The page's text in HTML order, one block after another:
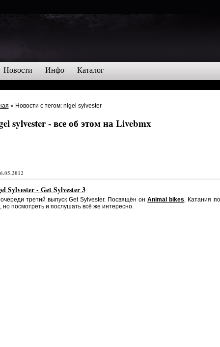
Новости Инфо Каталог
» Новости с тегом: nigel sylvester
sylvester - все об этом на Livebmx
Sylvester - Get Sylvester 3
третий выпуск Get Sylvester. Посвящён онAnimal bikes. Катания
но посмотреть и послушать всё же интересно.